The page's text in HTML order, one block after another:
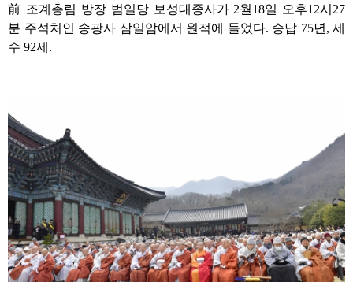
前 조계총림 방장 범일당 보성대종사가 2월18일 오후12시 27
분 주석처인 송광사 삼일암에서 원적에 들었다. 승납 75년 , 세
수 92세 .